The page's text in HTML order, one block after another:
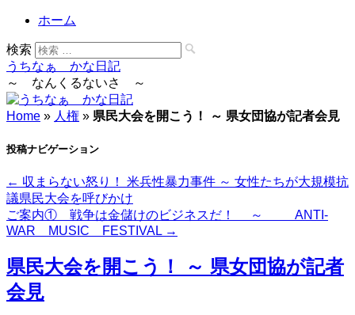
ホーム
検索
うちなぁ かな日記
～ なんくるないさ ～
Home » 人権 » 県民大会を開こう！ ～ 県女団協が記者会見
投稿ナビゲーション
← 収まらない怒り！ 米兵性暴力事件 ～ 女性たちが大規模抗
議県民大会を呼びかけ
ご案内① 戦争は金儲けのビジネスだ！ ～ ANTI-
WAR MUSIC FESTIVAL →
県民大会を開こう！ ～ 県女団協が記者
会見